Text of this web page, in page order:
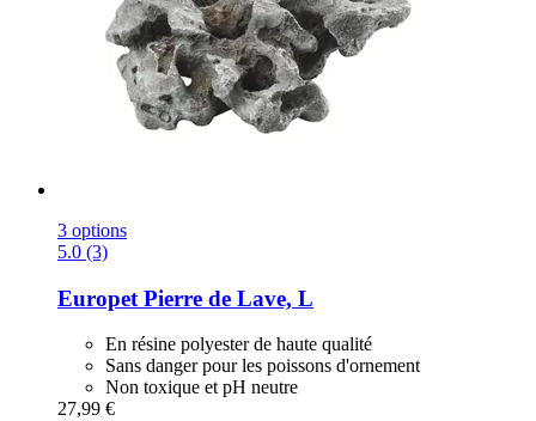
3 options
5.0 (3)
Europet Pierre de Lave, L
En résine polyester de haute qualité
Sans danger pour les poissons d'ornement
Non toxique et pH neutre
27,99 €